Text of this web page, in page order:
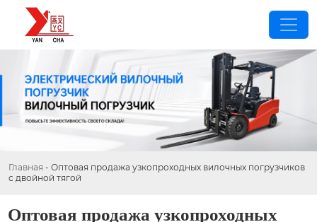
Главная - Оптовая продажа узкопроходных вилочных погрузчиков
с двойной тягой
Оптовая продажа узкопроходных